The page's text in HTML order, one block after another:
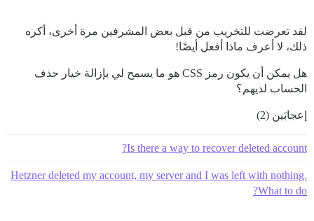
لقد تعرضت للتخريب من قبل بعض المشرفين مرة أخرى، أكره
ذلك، لا أعرف ماذا أفعل أيضًا!
هل يمكن أن يكون رمز CSS هو ما يسمح لي بإزالة خيار حذف
الحساب لديهم؟
إعجابَين (2)
Is there a way to recover deleted account?
Hetzner deleted my account, my server and I was left with nothing.
What to do?